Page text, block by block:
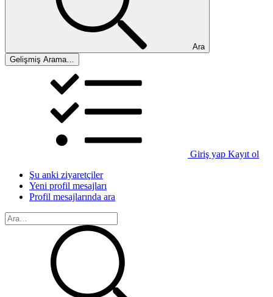
Ara
Gelişmiş Arama…
Giriş yap Kayıt ol
Şu anki ziyaretçiler
Yeni profil mesajları
Profil mesajlarında ara